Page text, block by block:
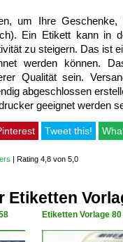
um Ihre
Ein Etikett kann
zu steigern. Das ist
werden können.
Qualität sein.
abgeschlossen
geeignet werden
Tweet this!
| Rating 4,8 von 5,0
Etiketten
Etiketten Vorlage 80